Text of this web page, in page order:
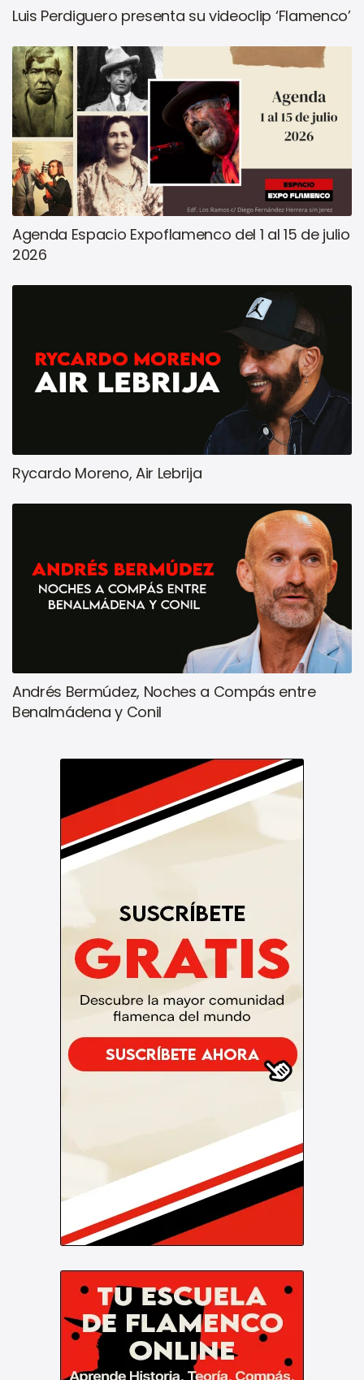
Luis Perdiguero presenta su videoclip ‘Flamenco’
Agenda Espacio Expoflamenco del 1 al 15 de julio
2026
Rycardo Moreno, Air Lebrija
Andrés Bermúdez, Noches a Compás entre
Benalmádena y Conil